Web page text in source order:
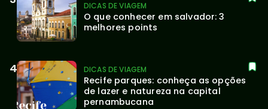
DICAS DE VIAGEM
O que conhecer em salvador: 3
melhores points
DICAS DE VIAGEM
Recife parques: conheça as opções
de lazer e natureza na capital
pernambucana